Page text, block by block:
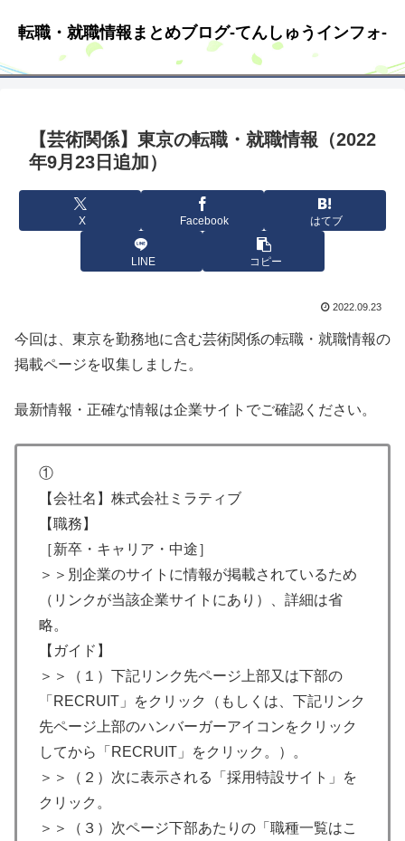
転職・就職情報まとめブログ-てんしゅうインフォ-
【芸術関係】東京の転職・就職情報（2022
年9月23日追加）
X Facebook はてブ
LINE コピー
2022.09.23
今回は、東京を勤務地に含む芸術関係の転職・就職情報の
掲載ページを収集しました。
最新情報・正確な情報は企業サイトでご確認ください。
①
【会社名】株式会社ミラティブ
【職務】
［新卒・キャリア・中途］
＞＞別企業のサイトに情報が掲載されているため
（リンクが当該企業サイトにあり）、詳細は省
略。
【ガイド】
＞＞（１）下記リンク先ページ上部又は下部の
「RECRUIT」をクリック（もしくは、下記リンク
先ページ上部のハンバーガーアイコンをクリック
してから「RECRUIT」をクリック。）。
＞＞（２）次に表示される「採用特設サイト」を
クリック。
＞＞（３）次ページ下部あたりの「職種一覧はこ